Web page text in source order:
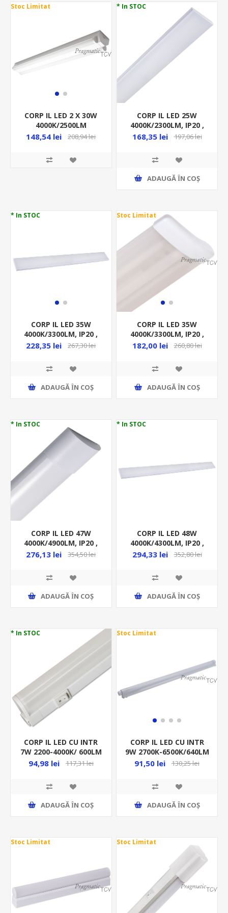
Stoc Limitat
CORP IL LED 2 X 30W
4000K/2500LM
600/75/50MM ALB IP20
148,54 lei 208,94 lei
* In STOC
CORP IL LED 25W
4000K/2300LM, IP20 ,
600/120/45MM
168,35 lei 197,06 lei
ADAUGĂ ȊN COŞ
* In STOC
CORP IL LED 35W
4000K/3300LM, IP20 ,
900/120/45MM
228,35 lei 267,30 lei
ADAUGĂ ȊN COŞ
Stoc Limitat
CORP IL LED 35W
4000K/3300LM, IP20 ,
903/164/48MM
182,00 lei 260,80 lei
ADAUGĂ ȊN COŞ
* In STOC
CORP IL LED 47W
4000K/4900LM, IP20 ,
1213/120/31MM
DIMABIL, ML 20500070
276,13 lei 354,50 lei
ADAUGĂ ȊN COŞ
* In STOC
CORP IL LED 48W
4000K/4300LM, IP20 ,
1200/120/45MM
294,33 lei 352,80 lei
ADAUGĂ ȊN COŞ
* In STOC
CORP IL LED CU INTR
7W 2200-4000K/ 600LM
507/28/36MM
94,98 lei 117,31 lei
ADAUGĂ ȊN COŞ
Stoc Limitat
CORP IL LED CU INTR
9W 2700K-6500K/640LM
DIMABIL 614/25/38MM
91,50 lei 130,25 lei
ADAUGĂ ȊN COŞ
Stoc Limitat Stoc Limitat